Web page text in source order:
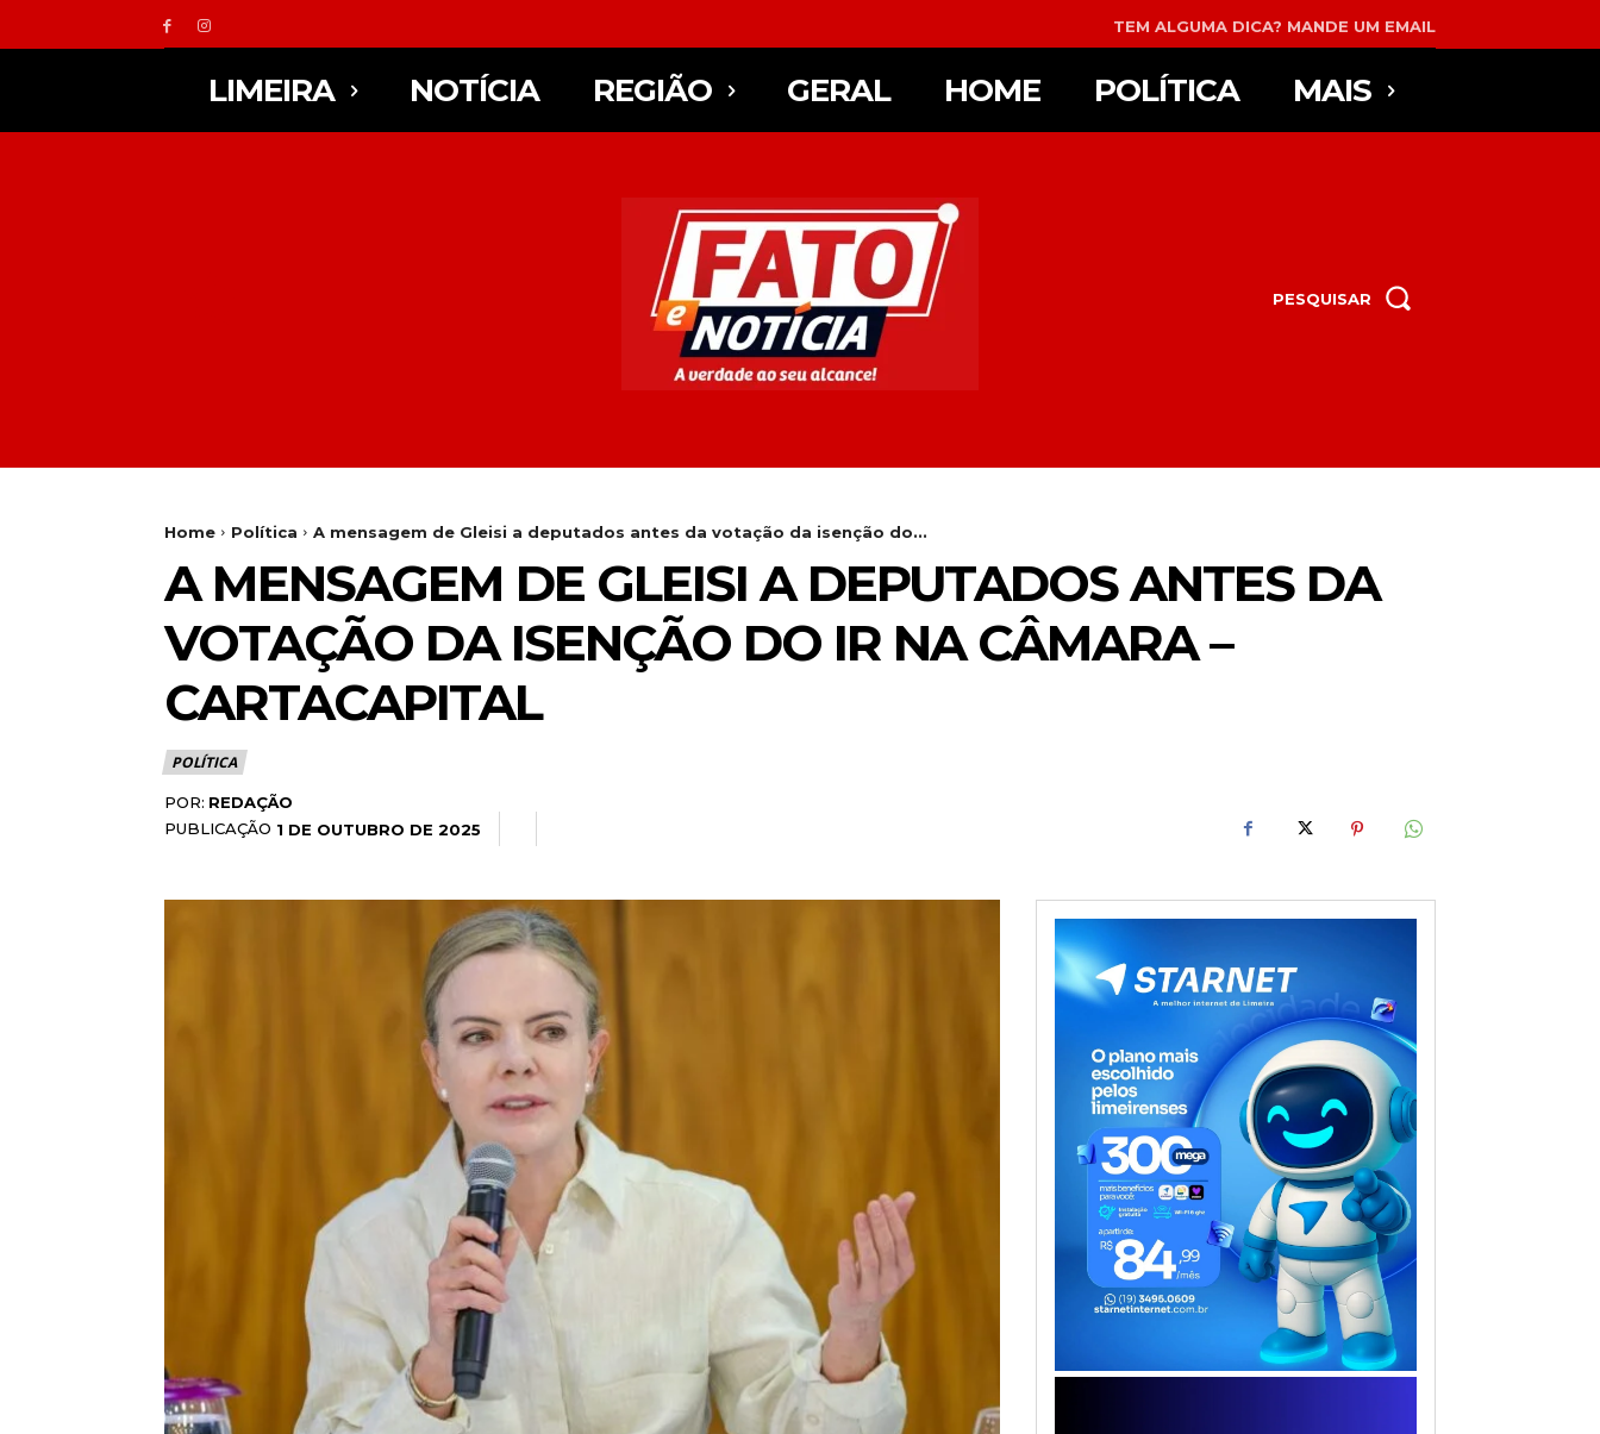
TEM ALGUMA DICA? MANDE UM EMAIL
LIMEIRA NOTÍCIA REGIÃO GERAL HOME POLÍTICA MAIS
PESQUISAR
Home Política A mensagem de Gleisi a deputados antes da votação da isenção do...
A MENSAGEM DE GLEISI A DEPUTADOS ANTES DA
VOTAÇÃO DA ISENÇÃO DO IR NA CÂMARA –
CARTACAPITAL
POLÍTICA
POR: REDAÇÃO
PUBLICAÇÃO 1 DE OUTUBRO DE 2025